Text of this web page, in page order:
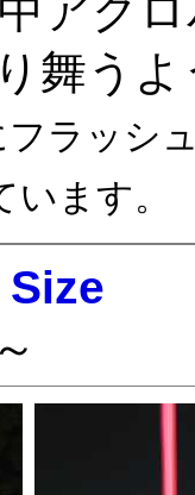
アク
舞う
フラッシ
ます。